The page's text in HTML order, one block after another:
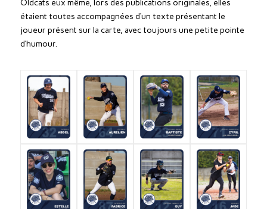
Oldcats eux même, lors des publications originales, elles
étaient toutes accompagnées d’un texte présentant le
joueur présent sur la carte, avec toujours une petite pointe
d’humour.